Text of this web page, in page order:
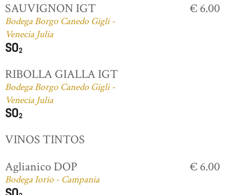
SAUVIGNON IGT
Bodega Borgo Canedo Gigli -
Venecia Julia
€ 6.00
RIBOLLA GIALLA IGT
Bodega Borgo Canedo Gigli -
Venecia Julia
VINOS TINTOS
Aglianico DOP
Bodega Iorio - Campania
€ 6.00